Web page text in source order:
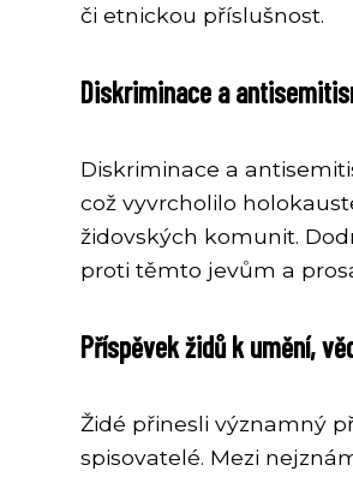
či etnickou příslušnost.
Diskriminace a
Diskriminace a
což vyvrcholilo
židovských komunit.
proti těmto jevům a
Příspěvek židů k umění,
Židé přinesli významný
spisovatelé. Mezi